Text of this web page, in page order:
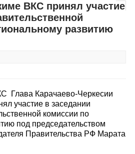
ВКС принял участие
развитию
Глава Карачаево-Черкесии
участие в заседании
комиссии по
под председательством
Правительства РФ Марата